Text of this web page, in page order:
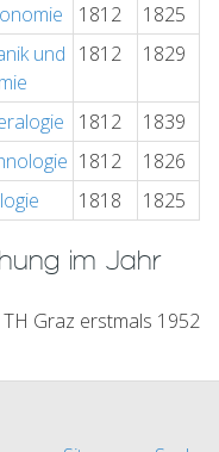
1812
1825
und 1812 1829
1812
1839
1812
1826
1818 1825
im Jahr
Graz erstmals 1952